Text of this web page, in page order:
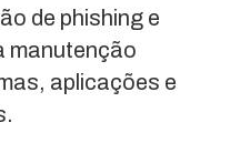
de phishing e
manutenção
aplicações e